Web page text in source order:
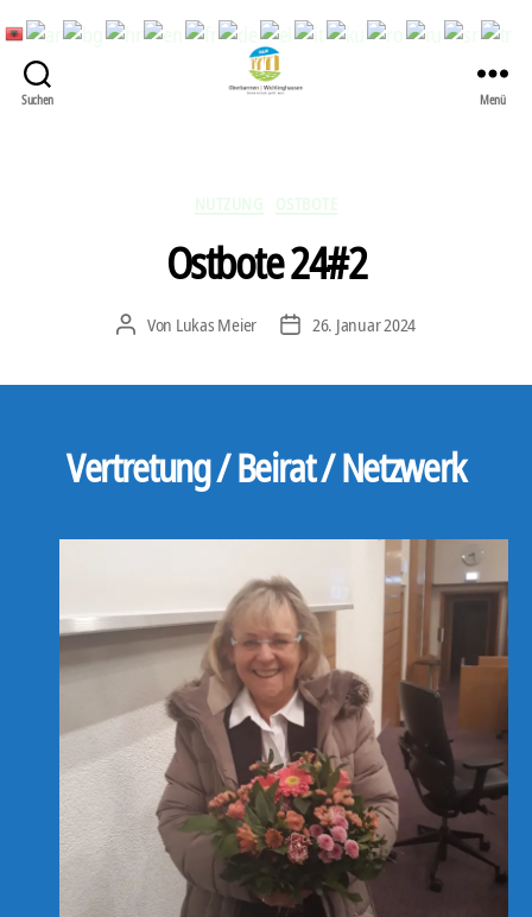
Suchen Menü
Ostbote 24#2
Beitragsautor
Von Lukas Meier Veröffentlichungsdatum
26. Januar 2024
Vertretung / Beirat / Netzwerk